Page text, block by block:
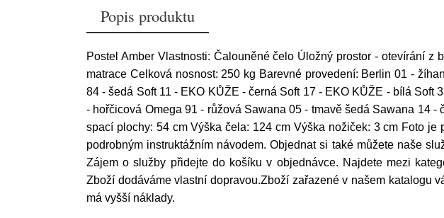
Popis produktu
Postel Amber Vlastnosti: Čalouněné čelo Úložný prostor - otevírání
matrace Celková nosnost: 250 kg Barevné provedení: Berlin 01 -
84 - šedá Soft 11 - EKO KŮŽE - černá Soft 17 - EKO KŮŽE - bílá
- hořčicová Omega 91 - růžová Sawana 05 - tmavě šedá Sawana 14
spací plochy: 54 cm Výška čela: 124 cm Výška nožiček: 3 cm Foto
podrobným instruktážním návodem. Objednat si také můžete naše
Zájem o služby přidejte do košíku v objednávce. Najdete mezi
Zboží dodáváme vlastní dopravou.Zboží zařazené v našem katalogu
má vyšší náklady.